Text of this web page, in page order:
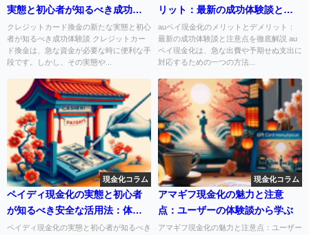
実態と初心者が知るべき成功体
験談
クレジットカード換金の新たな実態と初心
者が知るべき成功体験談 クレジットカー
ド換金は、急な資金が必要な時に便利な手
段です。しかし、その実態や...
リット：最新の成功体験談と注
意点を徹底解説
auペイ現金化のメリットとデメリット：
最新の成功体験談と注意点を徹底解説 au
ペイ現金化は、急な出費や予期せぬ支出に
対応するための一つの方法...
現金化コラム
ペイディ現金化の実態と初心者
が知るべき安全な活用法：体験
談を交えて
ペイディ現金化の実態と初心者が知るべき
現金化コラム
アマギフ現金化の魅力と注意
点：ユーザーの体験談から学ぶ
アマギフ現金化の魅力と注意点：ユーザー